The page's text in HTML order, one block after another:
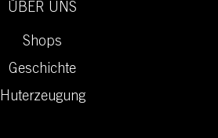
ÜBER UNS
Shops
Geschichte
Huterzeugung